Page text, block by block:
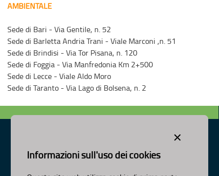
×
Informazioni sull'uso dei cookies
AMBIENTALE
Sede di Bari - Via Gentile, n. 52
Sede di Barletta Andria Trani - Viale Marconi ,n. 51
Sede di Brindisi - Via Tor Pisana, n. 120
Sede di Foggia - Via Manfredonia Km 2+500
Sede di Lecce - Viale Aldo Moro
Sede di Taranto - Via Lago di Bolsena, n. 2
Dipartimento Ambiente, Paesaggio e Qualità Urbana